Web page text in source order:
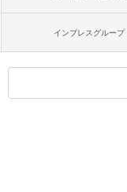
インプレスグループ